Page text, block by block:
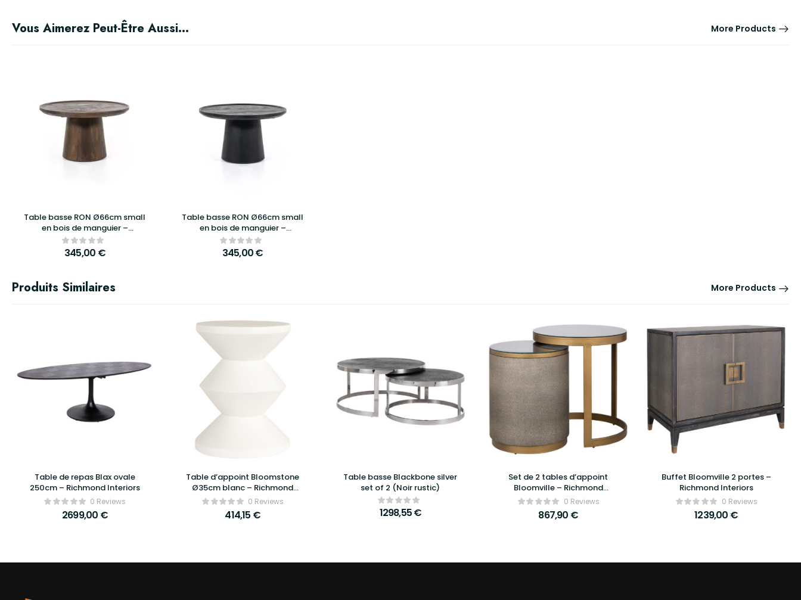
Vous Aimerez Peut-Être Aussi… More Products
Table basse RON Ø66cm small
en bois de manguier –
Eleonora – Marron
345,00 €
Table basse RON Ø66cm small
en bois de manguier –
Eleonora – Noir
345,00€
Produits Similaires More Products
Table de repas Blax ovale
250cm – Richmond Interiors
0 Reviews
2699,00 €
Table d’appoint Bloomstone
Ø35cm blanc – Richmond
Interiors0 Reviews
414,15 €
Table basse Blackbone silver
set of 2 (Noir rustic)
1298,55€
Set de 2 tables d’appoint
Bloomville – Richmond
Interiors0 Reviews
867,90 €
Buffet Bloomville 2 portes –
Richmond Interiors
0 Reviews
1239,00 €